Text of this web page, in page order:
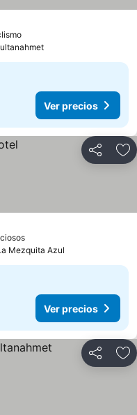
Ver precios
Ver precios
Compartir
Ver precios
Mezquita Azul
Ver precios
Compartir